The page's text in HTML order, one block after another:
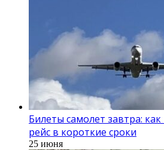
Билеты самолет завтра:
рейс в короткие сроки
25 июня